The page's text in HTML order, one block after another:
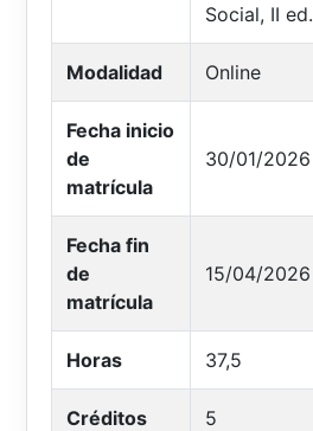
Social, II ed.
Modalidad Online
Fecha inicio
de
matrícula
30/01/2026
Fecha fin
de
matrícula
15/04/2026
Horas 37,5
Créditos 5